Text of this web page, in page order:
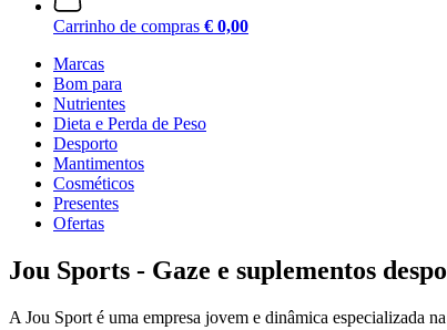
Carrinho de compras € 0,00
Marcas
Bom para
Nutrientes
Dieta e Perda de Peso
Desporto
Mantimentos
Cosméticos
Presentes
Ofertas
Jou Sports - Gaze e suplementos
A Jou Sport é uma empresa jovem e dinâmica especializada